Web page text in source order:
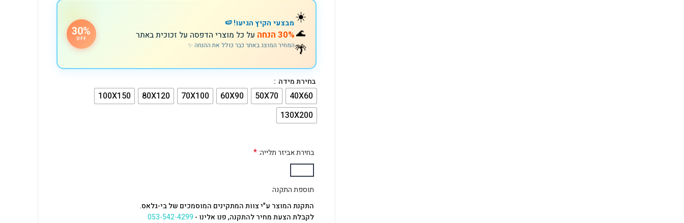
☀️
🌊
🌴
מבצעי הקיץ הגיעו! 🍉
30% הנחה על כל מוצרי הדפסה על זכוכית באתר
המחיר המוצג באתר כבר כולל את ההנחה ✨
30%
OFF
בחירת מידה
40X60
50X70
60X90
70X100
80X120
100X150
130X200
בחירת אביזר תלייה:*
תוספת התקנה
התקנת המוצר ע"י צוות המתקינים המוסמכים של בי-גלאס.
לקבלת הצעת מחיר להתקנה, פנו אלינו -053-542-4299